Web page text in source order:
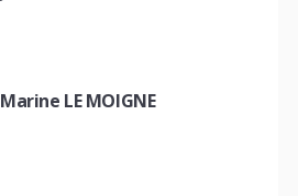
Marine LE MOIGNE